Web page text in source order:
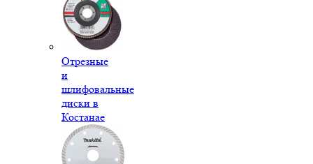
Отрезные
и
шлифовальные
диски в
Костанае